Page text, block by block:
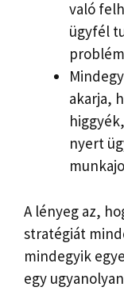
való
ügyfél
akarja,
nyert
A lényeg az,
stratégiát
mindegyik
egy